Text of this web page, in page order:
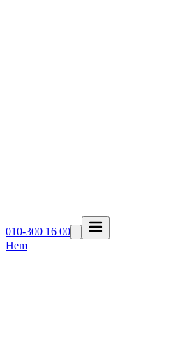
010-300 16 00
Hem